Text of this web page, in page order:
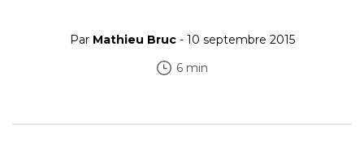
Par Mathieu Bruc- 10 septembre 2015
6 min